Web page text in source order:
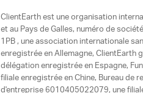
ClientEarth est une organisation
et au Pays de Galles, numéro de
1PB , une association internationale
enregistrée en Allemagne, ClientEarth
délégation enregistrée en Espagne,
filiale enregistrée en Chine, Bureau de
d'entreprise 6010405022079, une